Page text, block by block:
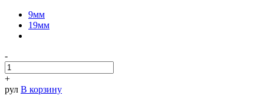
9мм
19мм
-
+
рул В корзину